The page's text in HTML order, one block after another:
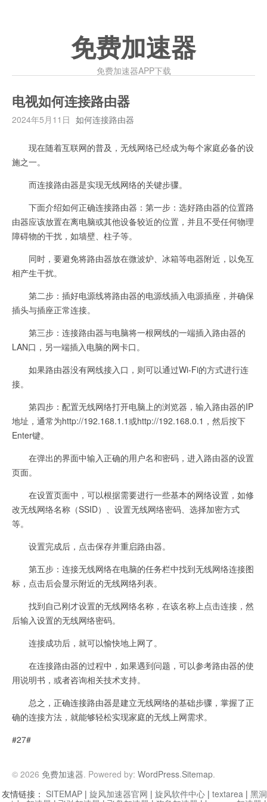
免费加速器
免费加速器APP下载
电视如何连接路由器
2024年5月11日 如何连接路由器
现在随着互联网的普及，无线网络已经成为每个家庭必备的设
施之一。
而连接路由器是实现无线网络的关键步骤。
下面介绍如何正确连接路由器：第一步：选好路由器的位置路
由器应该放置在离电脑或其他设备较近的位置，并且不受任何物理
障碍物的干扰，如墙壁、柱子等。
同时，要避免将路由器放在微波炉、冰箱等电器附近，以免互
相产生干扰。
第二步：插好电源线将路由器的电源线插入电源插座，并确保
插头与插座正常连接。
第三步：连接路由器与电脑将一根网线的一端插入路由器的
LAN口，另一端插入电脑的网卡口。
如果路由器没有网线接入口，则可以通过Wi-Fi的方式进行连
接。
第四步：配置无线网络打开电脑上的浏览器，输入路由器的IP
地址，通常为http://192.168.1.1或http://192.168.0.1，然后按下
Enter键。
在弹出的界面中输入正确的用户名和密码，进入路由器的设置
页面。
在设置页面中，可以根据需要进行一些基本的网络设置，如修
改无线网络名称（SSID）、设置无线网络密码、选择加密方式
等。
设置完成后，点击保存并重启路由器。
第五步：连接无线网络在电脑的任务栏中找到无线网络连接图
标，点击后会显示附近的无线网络列表。
找到自己刚才设置的无线网络名称，在该名称上点击连接，然
后输入设置的无线网络密码。
连接成功后，就可以愉快地上网了。
在连接路由器的过程中，如果遇到问题，可以参考路由器的使
用说明书，或者咨询相关技术支持。
总之，正确连接路由器是建立无线网络的基础步骤，掌握了正
确的连接方法，就能够轻松实现家庭的无线上网需求。
#27#
© 2026 免费加速器. Powered by: WordPress.Sitemap.
友情链接： SITEMAP | 旋风加速器官网 | 旋风软件中心 | textarea | 黑